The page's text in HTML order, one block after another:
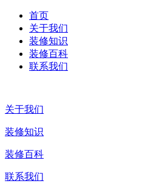
首页
关于我们
装修知识
装修百科
联系我们
关于我们
装修知识
装修百科
联系我们